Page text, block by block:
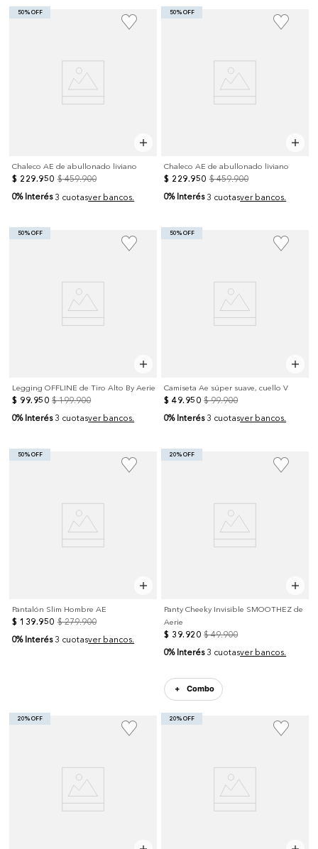
50% OFF
Chaleco AE de abullonado liviano
$ 229.950 $ 459.900
0% Interés 3 cuotasver bancos.
50% OFF
Chaleco AE de abullonado liviano
$ 229.950 $ 459.900
0% Interés 3 cuotasver bancos.
50% OFF
Legging OFFLINE de Tiro Alto By Aerie
$ 99. 950 $ 199.900
0% Interés 3 cuotasver bancos.
50% OFF
Camiseta Ae súper suave, cuello V
$ 49. 950 $ 99.900
0% Interés 3 cuotasver bancos.
50% OFF
Pantalón Slim Hombre AE
$ 139.950 $ 279.900
0% Interés 3 cuotasver bancos.
20% OFF
Panty Cheeky Invisible SMOOTHEZ de
Aerie
$ 39. 920 $ 49.900
0% Interés 3 cuotasver bancos.
Combo
20% OFF 20% OFF